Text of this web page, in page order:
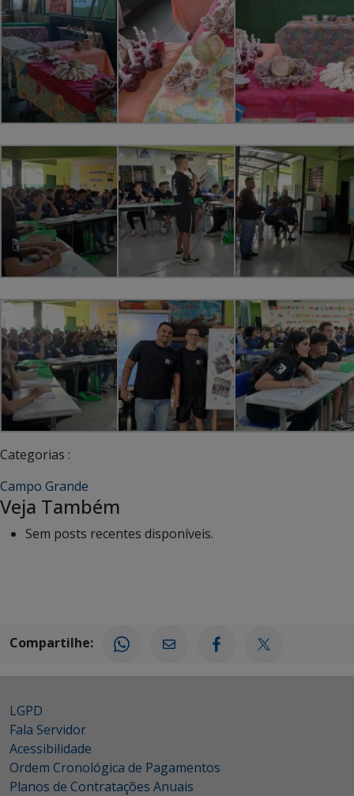
Categorias :
Campo Grande
Veja Também
Sem posts recentes disponíveis.
Compartilhe:
LGPD
Fala Servidor
Acessibilidade
Ordem Cronológica de Pagamentos
Planos de Contratações Anuais